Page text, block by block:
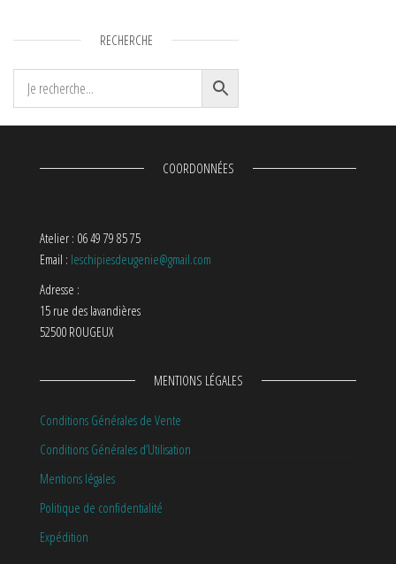
RECHERCHE
COORDONNÉES
Atelier : 06 49 79 85 75
Email : leschipiesdeugenie@gmail.com
Adresse :
15 rue des lavandières
52500 ROUGEUX
MENTIONS LÉGALES
Conditions Générales de Vente
Conditions Générales d’Utilisation
Mentions légales
Politique de confidentialité
Expédition